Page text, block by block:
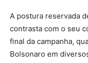
A postura reservada
contrasta com o seu
final da campanha,
Bolsonaro em